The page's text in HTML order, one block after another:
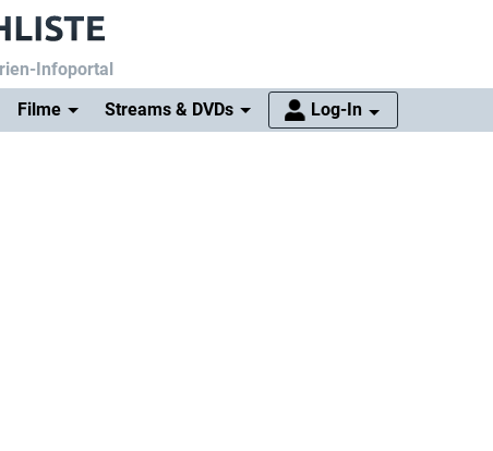
Infoportal
Filme Streams & DVDs Log-In